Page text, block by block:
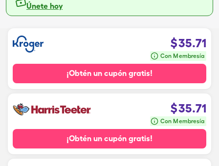
Únete hoy
$35.71
Con Membresía
¡Obtén un cupón gratis!
$35.71
Con Membresía
¡Obtén un cupón gratis!